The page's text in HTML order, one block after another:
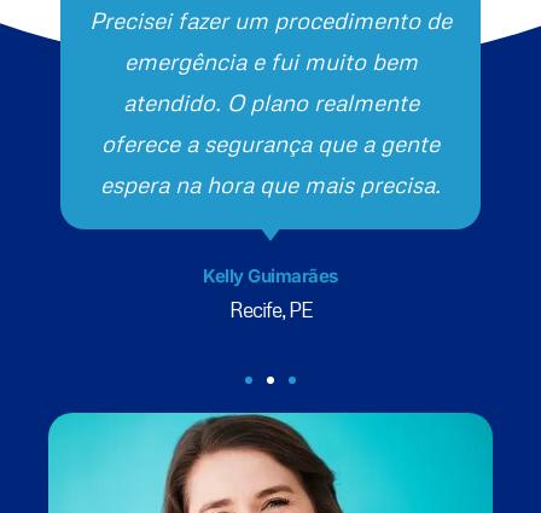
Precisei fazer um procedimento de
emergência e fui muito bem
atendido. O plano realmente
oferece a segurança que a gente
espera na hora que mais precisa.
Kelly Guimarães
Recife, PE